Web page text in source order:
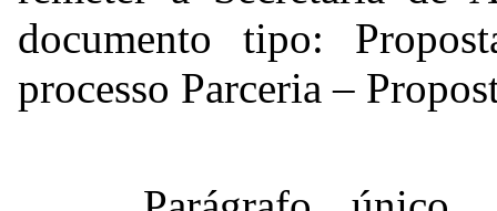
documento tipo:
processo Parceria –